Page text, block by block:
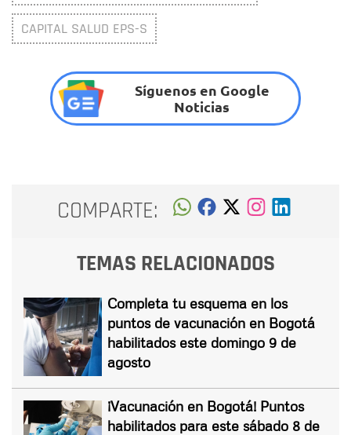
CAPITAL SALUD EPS-S
Síguenos en Google
Noticias
COMPARTE:
TEMAS RELACIONADOS
Completa tu esquema en los
puntos de vacunación en Bogotá
habilitados este domingo 9 de
agosto
¡Vacunación en Bogotá! Puntos
habilitados para este sábado 8 de